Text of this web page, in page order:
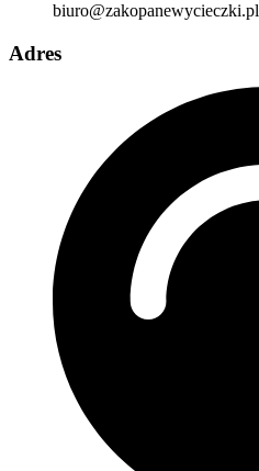
biuro@zakopanewycieczki.pl
Adres